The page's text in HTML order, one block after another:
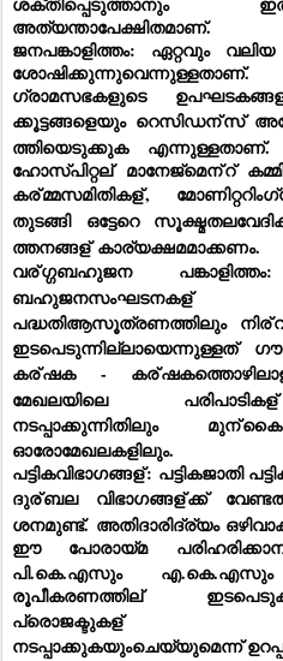
അത്യന്താപേക്ഷിതമാണ്.
ജനപങ്കാളിത്തം: ഏറ്റവും
ഗ്രാമസഭകളുടെ
ക്കൂട്ടങ്ങളെയും റെസിഡന്സ്
ത്തിയെടുക്കുക എന്നുള്ളതാണ്.
ഹോസ്പിറ്റല് മാനേജ്മെന്റ്
കര്മ്മസമിതികള്,
തുടങ്ങി ഒട്ടേറെ
ത്തനങ്ങള് കാര്യക്ഷമമാക്കണം.
വര്ഗ്ഗബഹുജന
ബഹുജനസംഘടനകള്
പദ്ധതിആസൂത്രണത്തിലും നിര്
ഇടപെടുന്നില്ലായെന്നുള്ളത്
കര്ഷക - കര്
മേഖലയിലെ പരിപാടികള്
നടപ്പാക്കുന്നിതിലും മുന്
ഓരോമേഖലകളിലും.
പട്ടികവിഭാഗങ്ങള്: പട്ടികജാതി
ദുര്ബല വിഭാഗങ്ങള്ക്ക്
ശനമുണ്ട്. അതിദാരിദ്ര്യം
ഈ പോരായ്മ
പി.കെ.എസും എ.കെ.എസും
രൂപീകരണത്തില്
പ്രൊജക്ടുകള്
നടപ്പാക്കുകയുംചെയ്യുമെന്ന്